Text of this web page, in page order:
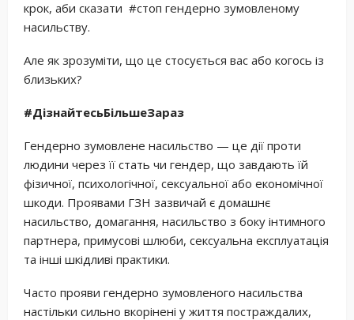
крок, аби сказати #стоп гендерно зумовленому
насильству.
Але як зрозуміти, що це стосується вас або когось із
близьких?
#ДізнайтесьБільшеЗараз
Гендерно зумовлене насильство — це дії проти
людини через її стать чи гендер, що завдають їй
фізичної, психологічної, сексуальної або економічної
шкоди. Проявами ГЗН зазвичай є домашнє
насильство, домагання, насильство з боку інтимного
партнера, примусові шлюби, сексуальна експлуатація
та інші шкідливі практики.
Часто прояви гендерно зумовленого насильства
настільки сильно вкорінені у життя постраждалих,